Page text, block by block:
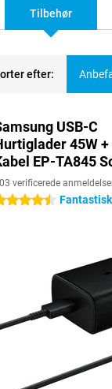
Tilbehør
efter:
USB-C
45W +
EP-TA845
verificerede
stjerner